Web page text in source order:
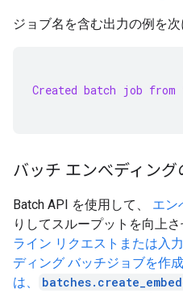
ジョブ名を含む出力の例を次
Created batch job from
バッチ エンべディング
Batch API を使用して、 エン
りしてスループットを向上
ライン リクエストまたは入
ディング バッチジョブを作
は、